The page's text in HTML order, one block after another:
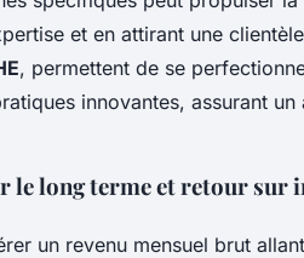
et en attirant une
, permettent de se
innovantes, assurant un
le long terme et retour sur
un revenu mensuel brut